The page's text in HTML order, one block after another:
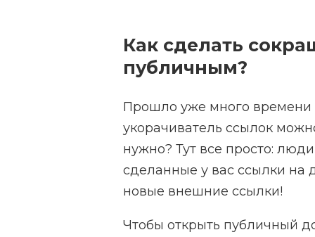
Как сделать
публичным?
Прошло уже много времени
укорачиватель ссылок
нужно? Тут все просто:
сделанные у вас ссылки на
новые внешние ссылки!
Чтобы открыть публичный